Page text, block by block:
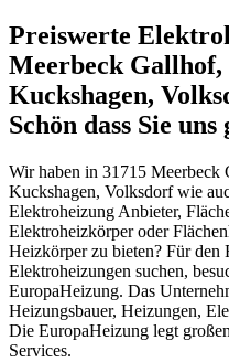
Preiswerte
Meerbeck
Kuckshagen,
Schön dass Sie
Wir haben in 31715 Meerbeck
Kuckshagen, Volksdorf wie
Elektroheizung Anbieter,
Elektroheizkörper oder
Heizkörper zu bieten? Für den
Elektroheizungen suchen,
EuropaHeizung. Das
Heizungsbauer, Heizungen,
Die EuropaHeizung legt
Services.